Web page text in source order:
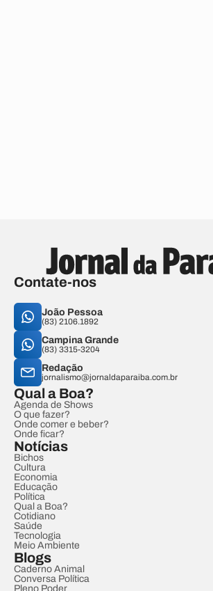
Contate-nos
João Pessoa
(83) 2106.1892
Campina Grande
(83) 3315-3204
Redação
jornalismo@jornaldaparaiba.com.br
Qual a Boa?
Agenda de Shows
O que fazer?
Onde comer e beber?
Onde ficar?
Notícias
Bichos
Cultura
Economia
Educação
Política
Qual a Boa?
Cotidiano
Saúde
Tecnologia
Meio Ambiente
Blogs
Caderno Animal
Conversa Política
Pleno Poder